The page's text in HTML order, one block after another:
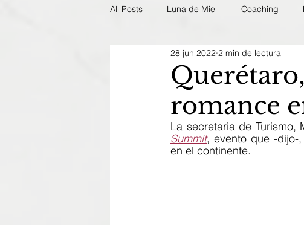
All Posts Luna de Miel Coaching
romance
28 jun 2022 2 min de lectura
La secretaria de Turismo,
Summit, evento que -dijo-
en el continente.